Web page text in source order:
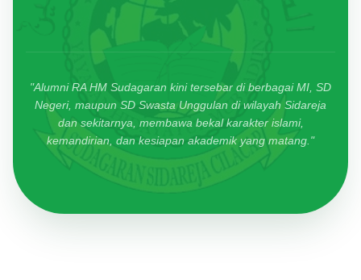
"Alumni RA HM Sudagaran kini tersebar di berbagai MI, SD
Negeri, maupun SD Swasta Unggulan di wilayah Sidareja
dan sekitarnya, membawa bekal karakter islami,
kemandirian, dan kesiapan akademik yang matang."